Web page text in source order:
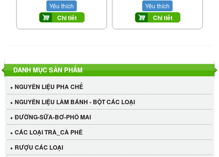
Yêu thích
Chi tiết
Yêu thích
Chi tiết
DANH MỤC SẢN PHẨM
NGUYÊN LIỆU PHA CHẾ
NGUYÊN LIỆU LÀM BÁNH - BỘT CÁC LOẠI
ĐƯỜNG-SỮA-BƠ-PHÔ MAI
CÁC LOẠI TRÀ_CÀ PHÊ
RƯỢU CÁC LOẠI